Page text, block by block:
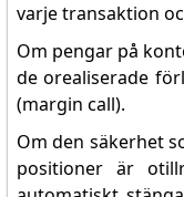
varje transaktion
Om pengar på
de orealiserade
(margin call).
Om den säkerhet
positioner är